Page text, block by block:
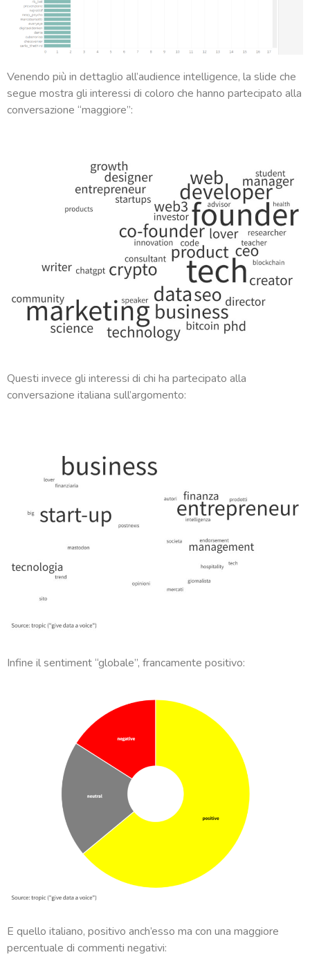
Venendo più in dettaglio all’audience intelligence, la slide che
segue mostra gli interessi di coloro che hanno partecipato alla
conversazione “maggiore”:
Questi invece gli interessi di chi ha partecipato alla
conversazione italiana sull’argomento:
Infine il sentiment “globale”, francamente positivo:
E quello italiano, positivo anch’esso ma con una maggiore
percentuale di commenti negativi: